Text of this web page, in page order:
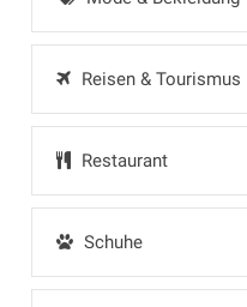
Reisen & Tourismus
Restaurant
Schuhe